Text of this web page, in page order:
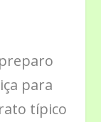
para
típico